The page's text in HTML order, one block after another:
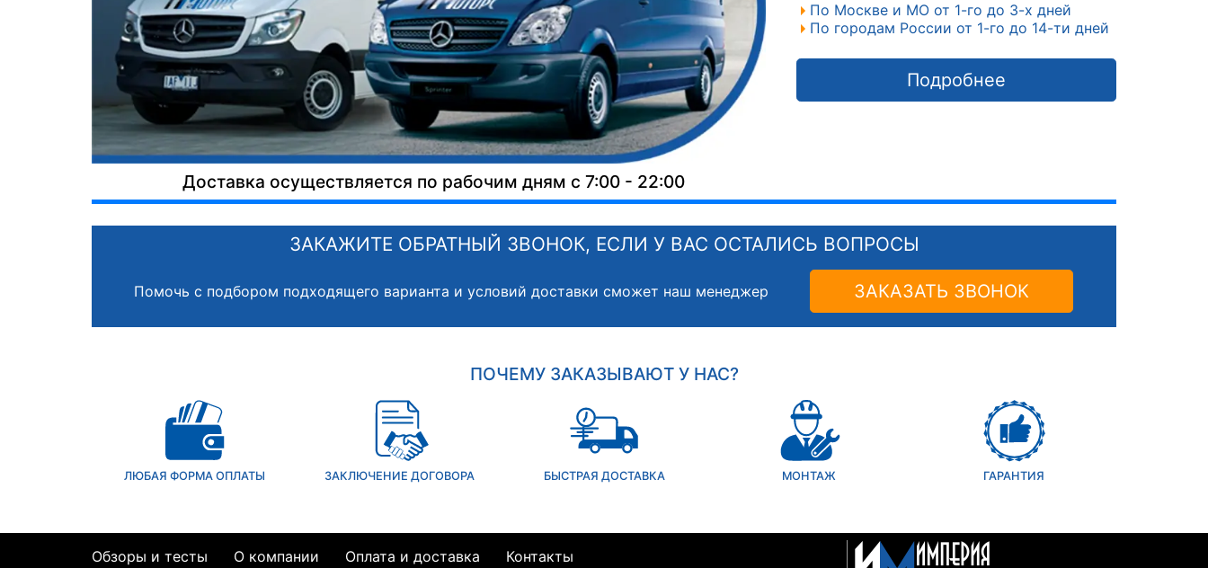
Доставка осуществляется по рабочим дням с 7:00 - 22:00
По Москве и МО от 1-го до 3-х дней
По городам России от 1-го до 14-ти дней
Подробнее
ЗАКАЖИТЕ ОБРАТНЫЙ ЗВОНОК, ЕСЛИ У ВАС ОСТАЛИСЬ ВОПРОСЫ
Помочь с подбором подходящего варианта и условий доставки сможет наш менеджер ЗАКАЗАТЬ ЗВОНОК
ПОЧЕМУ ЗАКАЗЫВАЮТ У НАС?
ЛЮБАЯ ФОРМА ОПЛАТЫ ЗАКЛЮЧЕНИЕ ДОГОВОРА БЫСТРАЯ ДОСТАВКА МОНТАЖ ГАРАНТИЯ
Обзоры и тесты О компании Оплата и доставка Контакты